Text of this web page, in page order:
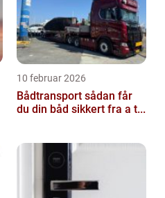
10 februar 2026
Bådtransport sådan får
du din båd sikkert fra a t...